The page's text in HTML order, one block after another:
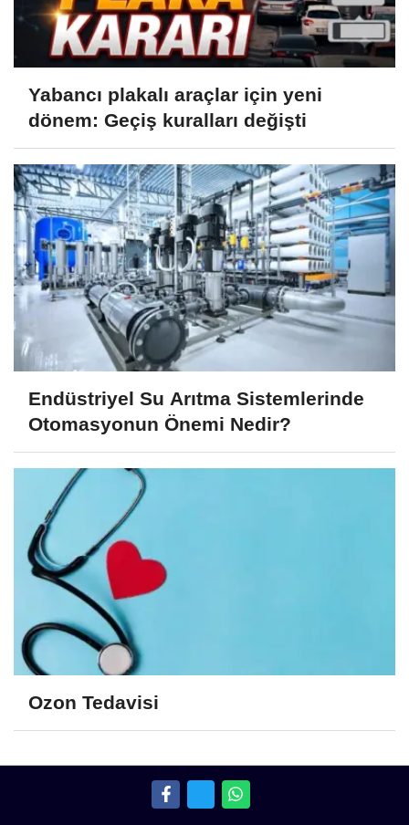
Yabancı plakalı araçlar için yeni
dönem: Geçiş kuralları değişti
Endüstriyel Su Arıtma Sistemlerinde
Otomasyonun Önemi Nedir?
Ozon Tedavisi